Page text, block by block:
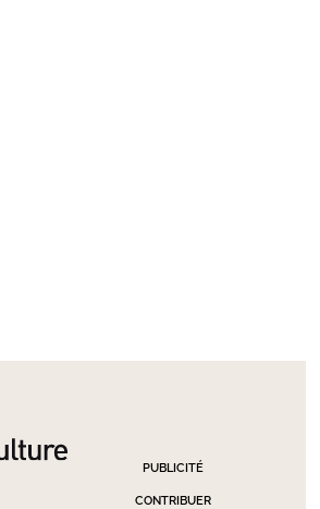
PUBLICITÉ
CONTRIBUER